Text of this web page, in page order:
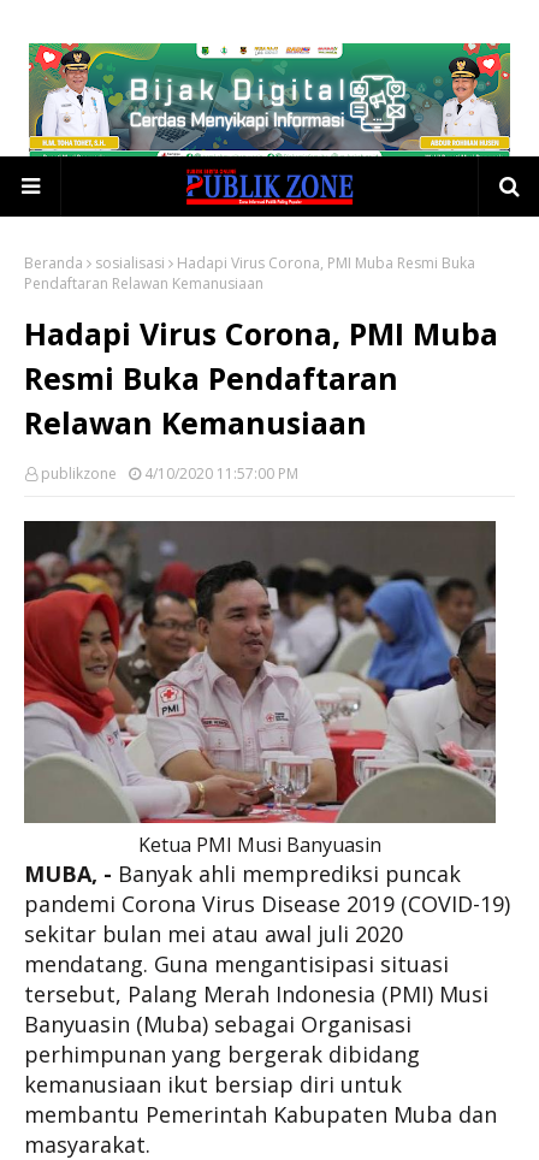
Beranda sosialisasi
Hadapi Virus Corona, PMI Muba Resmi Buka
Pendaftaran Relawan Kemanusiaan
Hadapi Virus Corona, PMI Muba
Resmi Buka Pendaftaran
Relawan Kemanusiaan
publikzone 4/10/2020 11:57:00 PM
Ketua PMI Musi Banyuasin
MUBA, - Banyak ahli memprediksi puncak
pandemi Corona Virus Disease 2019 (COVID-19)
sekitar bulan mei atau awal juli 2020
mendatang. Guna mengantisipasi situasi
tersebut, Palang Merah Indonesia (PMI) Musi
Banyuasin (Muba) sebagai Organisasi
perhimpunan yang bergerak dibidang
kemanusiaan ikut bersiap diri untuk
membantu Pemerintah Kabupaten Muba dan
masyarakat.